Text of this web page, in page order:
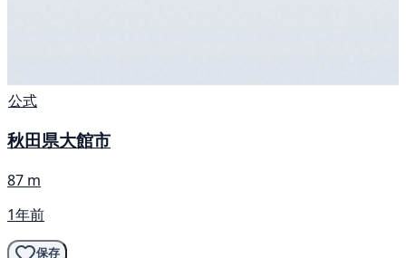
公式
秋田県大館市
87 m
1年前
保存